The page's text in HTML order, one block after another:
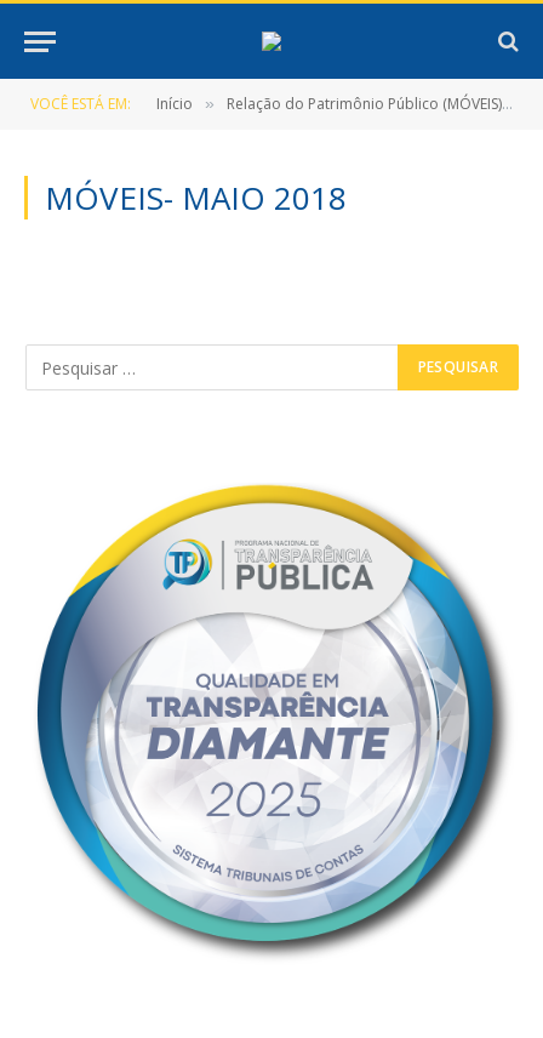
VOCÊ ESTÁ EM: Início » Relação do Patrimônio Público (MÓVEIS)
MÓVEIS- MAIO 2018